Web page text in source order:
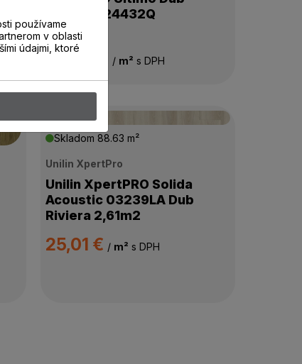
Summer 24432Q
20,50 € / m² s DPH
Skladom 88.63 m²
Unilin XpertPro
Unilin XpertPRO Solida
Acoustic 03239LA Dub
Riviera 2,61m2
25,01 € / m² s DPH
používame
v oblasti
údajmi, ktoré